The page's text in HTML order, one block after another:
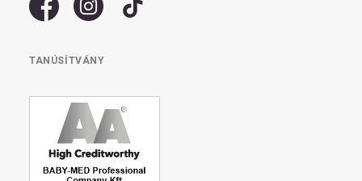
TANÚSÍTVÁNY